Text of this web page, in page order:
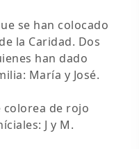
se han colocado
la Caridad. Dos
han dado
María y José.
colorea de rojo
J y M.